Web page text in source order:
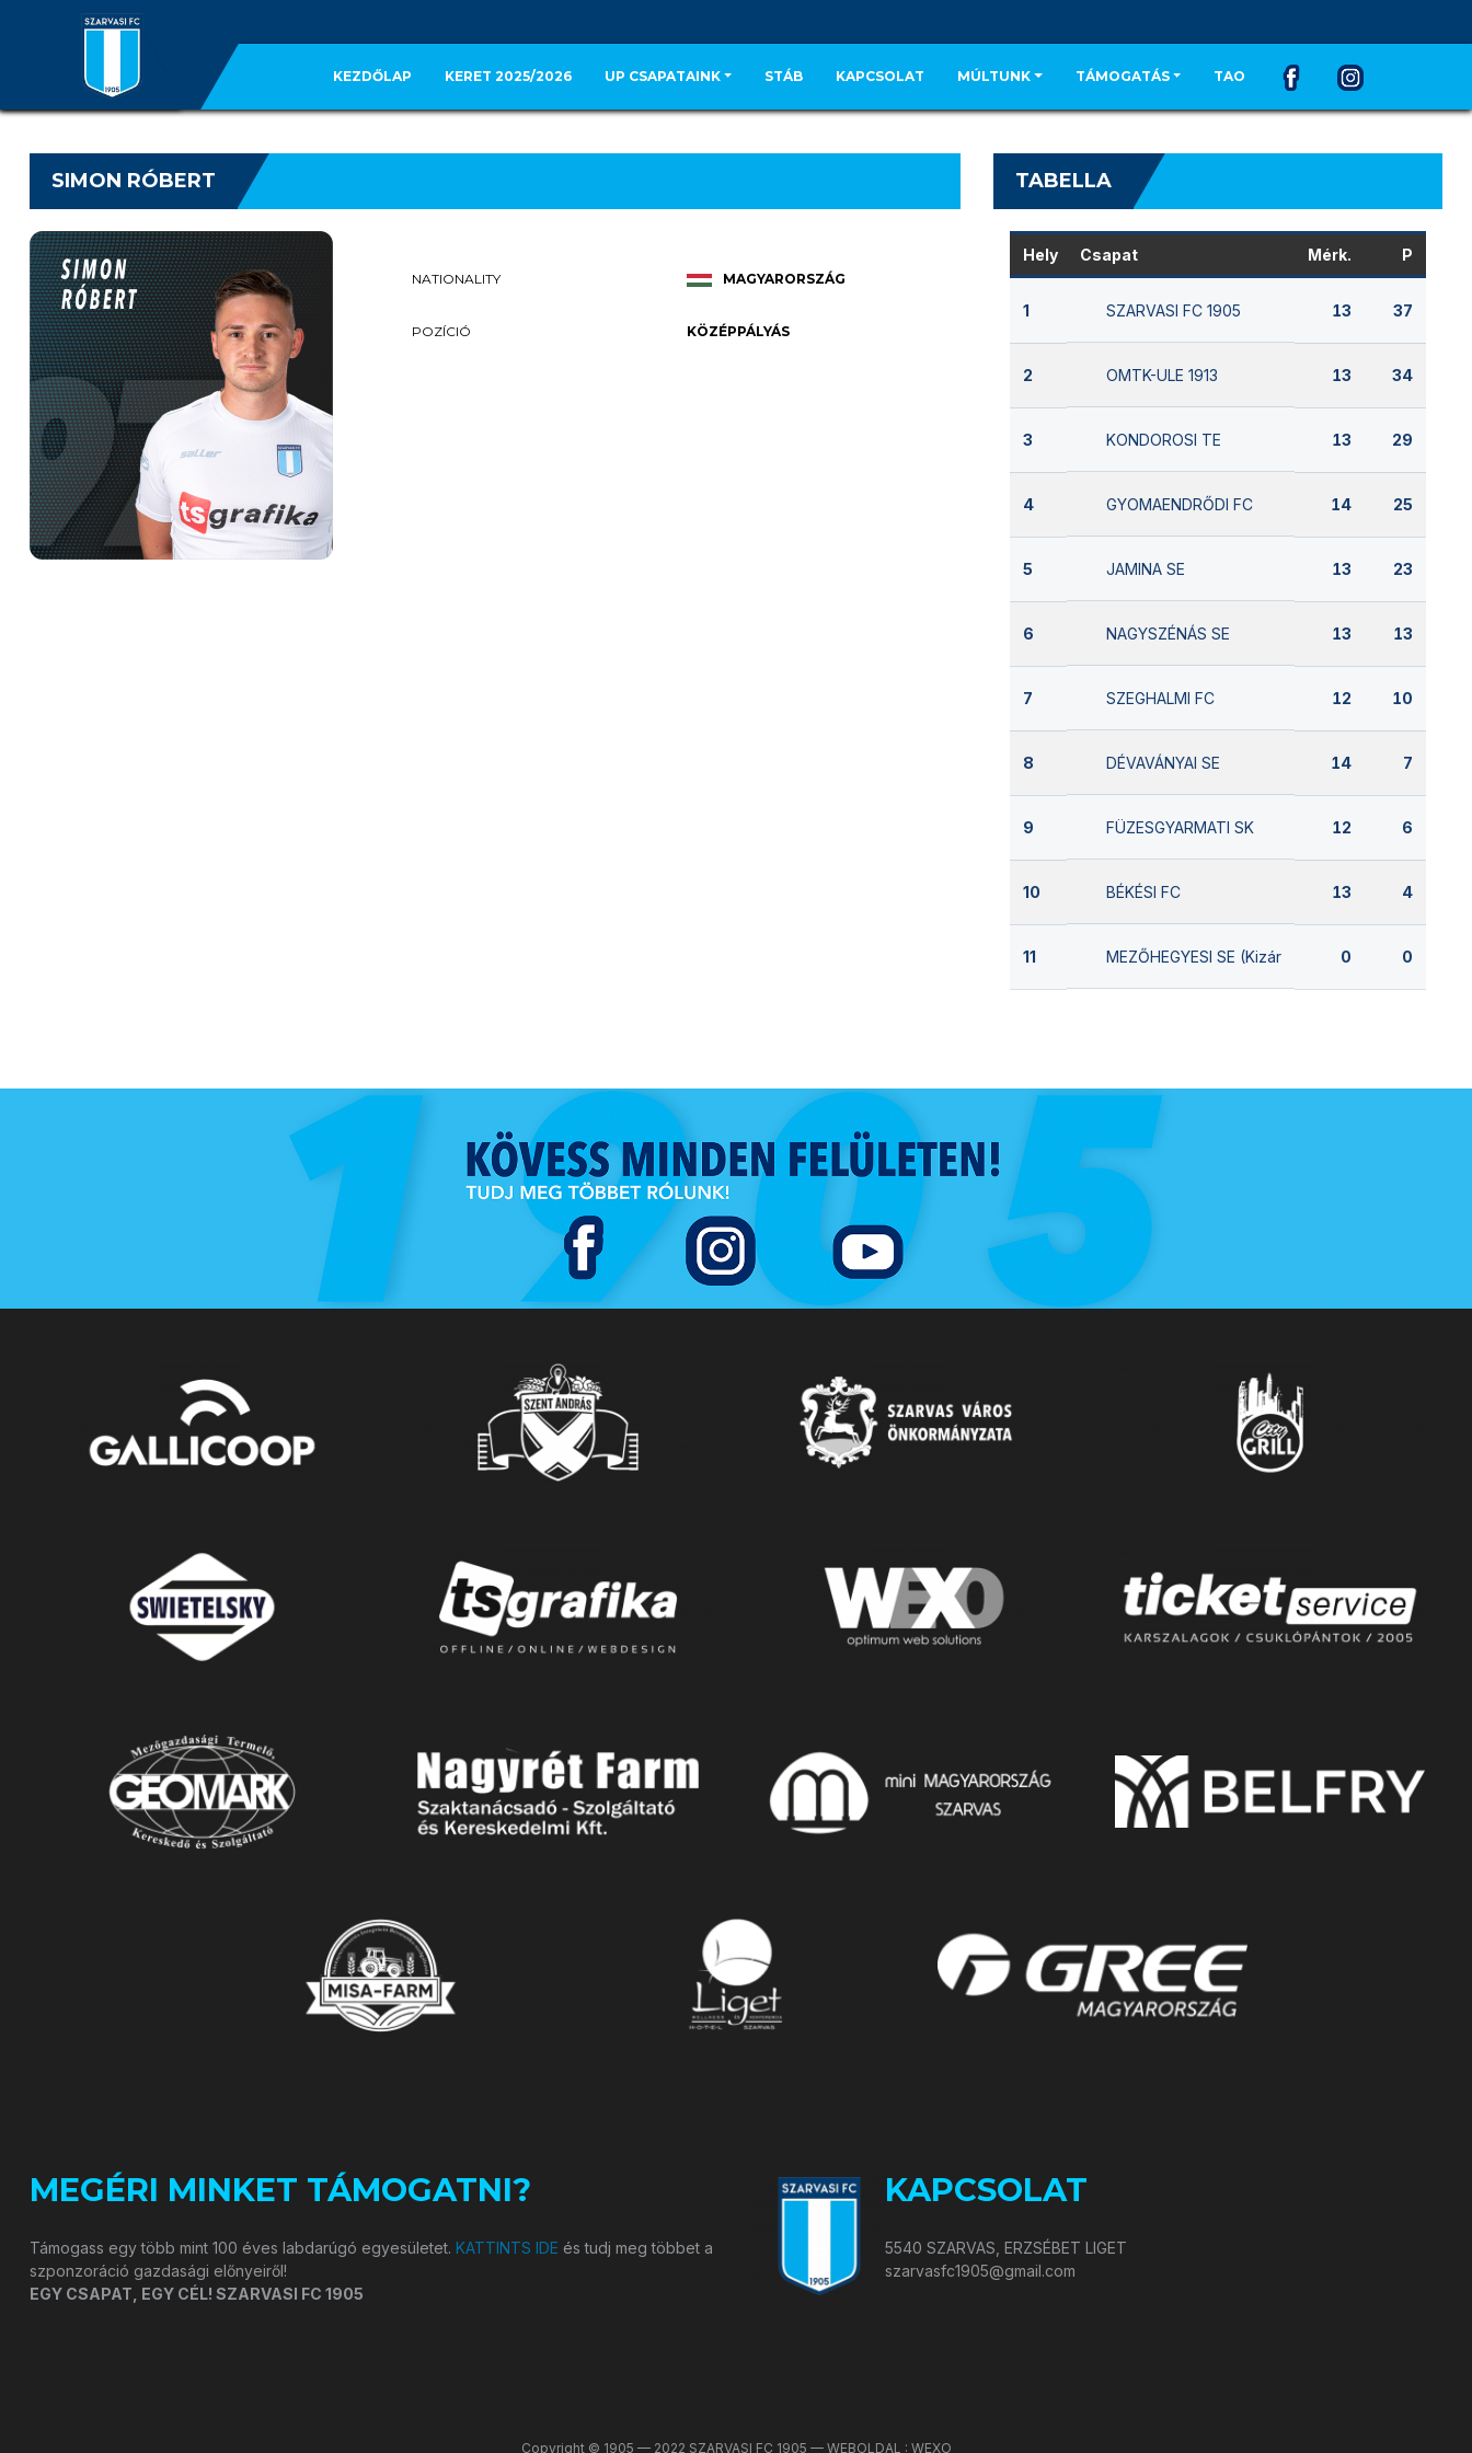
KEZDŐLAP KERET 2025/2026 UP CSAPATAINK STÁB KAPCSOLAT MÚLTUNK TÁMOGATÁS TAO
SIMON RÓBERT
NATIONALITY MAGYARORSZÁG
POZÍCIÓ KÖZÉPPÁLYÁS
TABELLA
Hely Csapat Mérk. P
1 SZARVASI FC 1905 13 37
2 OMTK-ULE 1913 13 34
3 KONDOROSI TE 13 29
4 GYOMAENDRŐDI FC 14 25
5 JAMINA SE 13 23
6 NAGYSZÉNÁS SE 13 13
7 SZEGHALMI FC 12 10
8 DÉVAVÁNYAI SE 14 7
9 FÜZESGYARMATI SK 12 6
10 BÉKÉSI FC 13 4
11 MEZŐHEGYESI SE (Kizárva) 0 0
MEGÉRI MINKET TÁMOGATNI?
Támogass egy több mint 100 éves labdarúgó egyesületet. KATTINTS IDE és tudj meg többet a
szponzoráció gazdasági előnyeiről!
EGY CSAPAT, EGY CÉL! SZARVASI FC 1905
KAPCSOLAT
5540 SZARVAS, ERZSÉBET LIGET
szarvasfc1905@gmail.com
Copyright © 1905 — 2022 SZARVASI FC 1905 — WEBOLDAL : WEXO